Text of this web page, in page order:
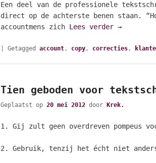
Een deel van de professionele
direct op de achterste benen staan.
accountmens zich Lees verder →
Getagged account, copy, correcties,
Tien geboden voor
Geplaatst op 20 mei 2012 door Krek.
1. Gij zult geen overdreven pompeus
2. Gebruik, tenzij het écht niet anders